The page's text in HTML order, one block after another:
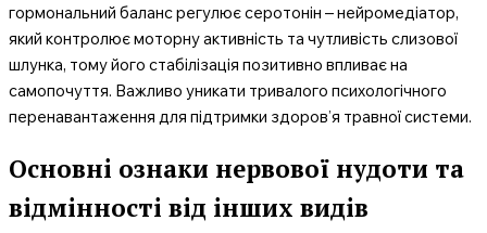
гормональний баланс регулює серотонін – нейромедіатор,
який контролює моторну активність та чутливість слизової
шлунка, тому його стабілізація позитивно впливає на
самопочуття. Важливо уникати тривалого психологічного
перенавантаження для підтримки здоров’я травної системи.
Основні ознаки нервової нудоти та
відмінності від інших видів